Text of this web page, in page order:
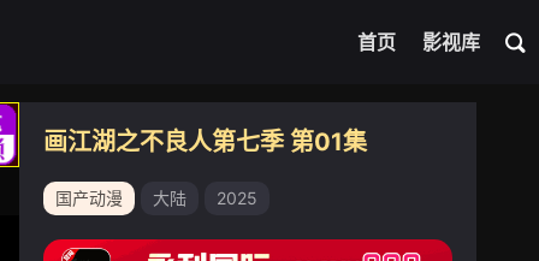
首页 影视库
画江湖之不良人第七季 第01集
国产动漫 大陆 2025